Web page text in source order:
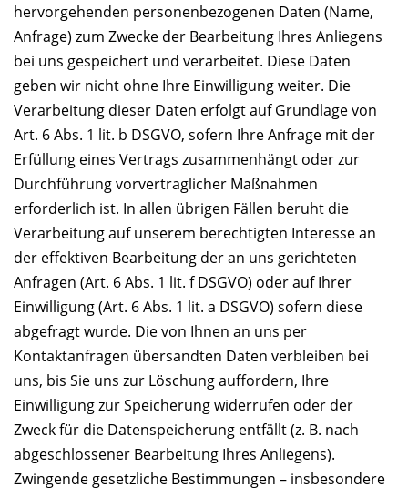
hervorgehenden personenbezogenen Daten (Name,
Anfrage) zum Zwecke der Bearbeitung Ihres Anliegens
bei uns gespeichert und verarbeitet. Diese Daten
geben wir nicht ohne Ihre Einwilligung weiter. Die
Verarbeitung dieser Daten erfolgt auf Grundlage von
Art. 6 Abs. 1 lit. b DSGVO, sofern Ihre Anfrage mit der
Erfüllung eines Vertrags zusammenhängt oder zur
Durchführung vorvertraglicher Maßnahmen
erforderlich ist. In allen übrigen Fällen beruht die
Verarbeitung auf unserem berechtigten Interesse an
der effektiven Bearbeitung der an uns gerichteten
Anfragen (Art. 6 Abs. 1 lit. f DSGVO) oder auf Ihrer
Einwilligung (Art. 6 Abs. 1 lit. a DSGVO) sofern diese
abgefragt wurde. Die von Ihnen an uns per
Kontaktanfragen übersandten Daten verbleiben bei
uns, bis Sie uns zur Löschung auffordern, Ihre
Einwilligung zur Speicherung widerrufen oder der
Zweck für die Datenspeicherung entfällt (z. B. nach
abgeschlossener Bearbeitung Ihres Anliegens).
Zwingende gesetzliche Bestimmungen – insbesondere